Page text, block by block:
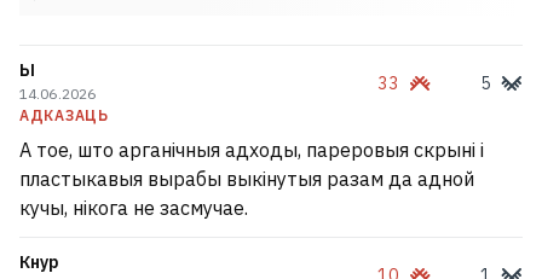
Ы
14.06.2026
АДКАЗАЦЬ
33 5
А тое, што арганічныя адходы, пареровыя скрыні і
пластыкавыя вырабы выкінутыя разам да адной
кучы, нікога не засмучае.
Кнур